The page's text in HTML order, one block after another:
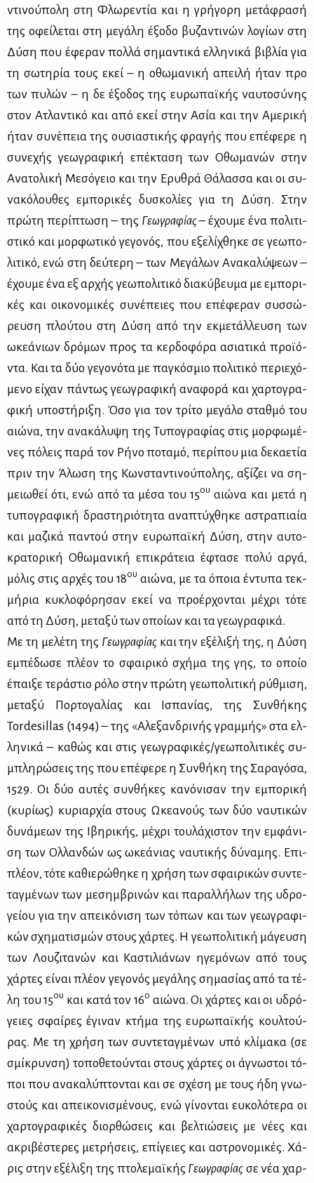
ντι­νού­πο­λη στη Φλω­ρε­ντία και η γρή­γο­ρη με­τά­φρα­σή
της οφεί­λε­ται στη με­γά­λη έξο­δο βυ­ζα­ντι­νών λο­γί­ων στη
Δύ­ση που έφε­ραν πολ­λά ση­μα­ντι­κά ελ­λη­νι­κά βι­βλία για
τη σω­τη­ρία τους εκεί – η οθω­μα­νι­κή απει­λή ήταν προ
των πυ­λών – η δε έξο­δος της ευ­ρω­παϊ­κής ναυ­το­σύ­νης
στον Ατλα­ντι­κό και από εκεί στην Ασία και την Αμε­ρι­κή
ήταν συ­νέ­πεια της ου­σια­στι­κής φρα­γής που επέ­φε­ρε η
συ­νε­χής γε­ω­γρα­φι­κή επέ­κτα­ση των Οθω­μα­νών στην
Ανα­το­λι­κή Με­σό­γειο και την Ερυ­θρά Θά­λασ­σα και οι συ­
να­κό­λου­θες εμπο­ρι­κές δυ­σκο­λί­ες για τη Δύ­ση. Στην
πρώ­τη πε­ρί­πτω­ση – της Γε­ω­γρα­φί­ας– έχου­με ένα πο­λι­τι­
στι­κό και μορ­φω­τι­κό γε­γο­νός, που εξε­λί­χθη­κε σε γε­ω­πο­
λι­τι­κό, ενώ στη δεύ­τε­ρη – των Με­γά­λων Ανα­κα­λύ­ψε­ων –
έχου­με ένα εξ αρ­χής γε­ω­πο­λι­τι­κό δια­κύ­βευ­μα με εμπο­ρι­
κές και οι­κο­νο­μι­κές συ­νέ­πειες που επέ­φε­ραν συσ­σώ­
ρευ­ση πλού­του στη Δύ­ση από την εκ­με­τάλ­λευ­ση των
ωκε­ά­νιων δρό­μων προς τα κερ­δο­φό­ρα ασια­τι­κά προ­ϊ­ό­
ντα. Και τα δύο γε­γο­νό­τα με πα­γκό­σμιο πο­λι­τι­κό πε­ριε­χό­
με­νο εί­χαν πά­ντως γε­ω­γρα­φι­κή ανα­φο­ρά και χαρ­το­γρα­
φι­κή υπο­στή­ρι­ξη. Όσο για τον τρί­το με­γά­λο σταθ­μό του
αιώ­να, την ανα­κά­λυ­ψη της Τυ­πο­γρα­φί­ας στις μορ­φω­μέ­
νες πό­λεις πα­ρά τον Ρή­νο πο­τα­μό, πε­ρί­που μια δε­κα­ε­τία
πριν την Άλω­ση της Κων­στα­ντι­νού­πο­λης, αξί­ζει να ση­
μειω­θεί ότι, ενώ από τα μέ­σα του 15ου αιώ­να και με­τά η
τυ­πο­γρα­φι­κή δρα­στη­ριό­τη­τα ανα­πτύ­χθη­κε αστρα­πιαία
και μα­ζι­κά πα­ντού στην ευ­ρω­παϊ­κή Δύ­ση, στην αυ­το­
κρα­το­ρι­κή Οθω­μα­νι­κή επι­κρά­τεια έφτα­σε πο­λύ αρ­γά,
μό­λις στις αρ­χές του 18ου αιώ­να, με τα όποια έντυ­πα τεκ­
μή­ρια κυ­κλο­φό­ρη­σαν εκεί να προ­έρ­χο­νται μέ­χρι τό­τε
από τη Δύ­ση, με­τα­ξύ των οποί­ων και τα γε­ω­γρα­φι­κά.
Με τη με­λέ­τη της Γε­ω­γρα­φί­αςκαι την εξέ­λι­ξή της, η Δύ­ση
εμπέ­δω­σε πλέ­ον το σφαι­ρι­κό σχή­μα της γης, το οποίο
έπαι­ξε τε­ρά­στιο ρό­λο στην πρώ­τη γε­ω­πο­λι­τι­κή ρύθ­μι­ση,
με­τα­ξύ Πορ­το­γα­λί­ας και Ισπα­νί­ας, της Συν­θή­κης
Tordesillas (1494) – της «Αλε­ξαν­δρι­νής γραμ­μής» στα ελ­
λη­νι­κά – κα­θώς και στις γε­ω­γρα­φι­κές/γε­ω­πο­λι­τι­κές συ­
μπλη­ρώ­σεις της που επέ­φε­ρε η Συν­θή­κη της Σα­ρα­γό­σα,
1529. Οι δύο αυ­τές συν­θή­κες κα­νό­νι­σαν την εμπο­ρι­κή
(κυ­ρί­ως) κυ­ριαρ­χία στους Ωκε­α­νούς των δύο ναυ­τι­κών
δυ­νά­με­ων της Ιβη­ρι­κής, μέ­χρι του­λά­χι­στον την εμ­φά­νι­
ση των Ολ­λαν­δών ως ωκε­ά­νιας ναυ­τι­κής δύ­να­μης. Επι­
πλέ­ον, τό­τε κα­θιε­ρώ­θη­κε η χρή­ση των σφαι­ρι­κών συ­ντε­
ταγ­μέ­νων των με­σημ­βρι­νών και πα­ραλ­λή­λων της υδρο­
γεί­ου για την απει­κό­νι­ση των τό­πων και των γε­ω­γρα­φι­
κών σχη­μα­τι­σμών στους χάρ­τες. Η γε­ω­πο­λι­τι­κή μά­γευ­ση
των Λου­ζι­τα­νών και Κα­στι­λιά­νων ηγε­μό­νων από τους
χάρ­τες εί­ναι πλέ­ον γε­γο­νός με­γά­λης ση­μα­σί­ας από τα τέ­
λη του 15ου και κα­τά τον 16ο αιώ­να. Οι χάρ­τες και οι υδρό­
γειες σφαί­ρες έγι­ναν κτή­μα της ευ­ρω­παϊ­κής κουλ­τού­
ρας. Με τη χρή­ση των συ­ντε­ταγ­μέ­νων υπό κλί­μα­κα (σε
σμί­κρυν­ση) το­πο­θε­τού­νται στους χάρ­τες οι άγνω­στοι τό­
ποι που ανα­κα­λύ­πτο­νται και σε σχέ­ση με τους ήδη γνω­
στούς και απει­κο­νι­σμέ­νους, ενώ γί­νο­νται ευ­κο­λό­τε­ρα οι
χαρ­το­γρα­φι­κές διορ­θώ­σεις και βελ­τιώ­σεις με νέ­ες και
ακρι­βέ­στε­ρες με­τρή­σεις, επί­γειες και αστρο­νο­μι­κές. Χά­
ρις στην εξέ­λι­ξη της πτο­λε­μαϊ­κής Γε­ω­γρα­φί­ας σε νέα χαρ­